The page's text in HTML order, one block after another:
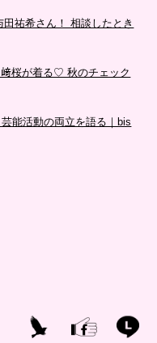
祐希さん！ 相談したとき
桜が着る♡ 秋のチェック
能活動の両立を語る｜bis